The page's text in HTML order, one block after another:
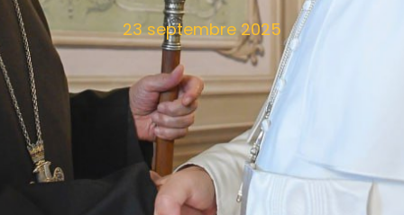
23 septembre 2025